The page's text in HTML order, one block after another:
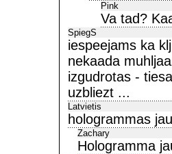
Pink
Va tad?
SpiegS
iespeejams ka
nekaada
izgudrotas -
uzbliezt ...
Latvietis
hologrammas
Zachary
Hologramma